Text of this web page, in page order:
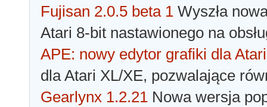
Fujisan 2.0.5 beta 1 Wyszła
Atari 8-bit nastawionego na
APE: nowy edytor grafiki dla Atari
dla Atari XL/XE, pozwalające
Gearlynx 1.2.21 Nowa wersja